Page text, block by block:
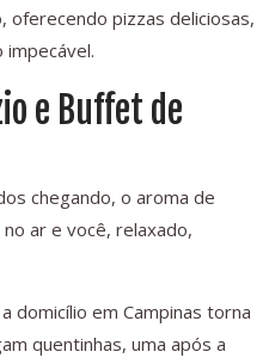
pizzas deliciosas,
e Buffet de
chegando, o aroma de
ar e você, relaxado,
domicílio em Campinas torna
quentinhas, uma após a